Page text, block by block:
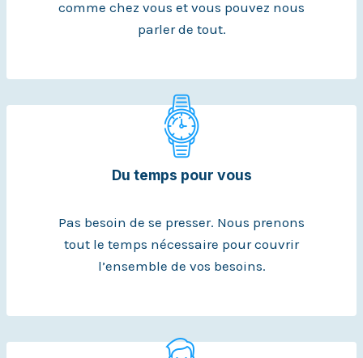
comme chez vous et vous pouvez nous
parler de tout.
Du temps pour vous
Pas besoin de se presser. Nous prenons
tout le temps nécessaire pour couvrir
l’ensemble de vos besoins.